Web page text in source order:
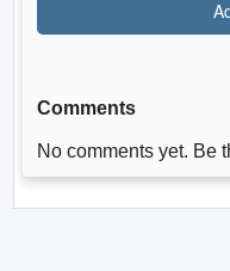
Comments
No comments yet. Be